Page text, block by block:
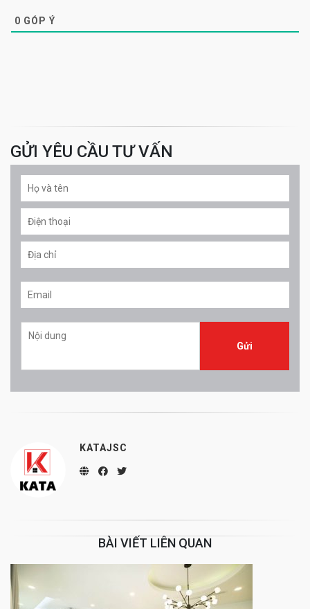
0 GÓP Ý
GỬI YÊU CẦU TƯ VẤN
KATAJSC
BÀI VIẾT LIÊN QUAN